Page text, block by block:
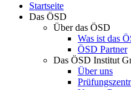
Startseite
Das ÖSD
Über das ÖSD
Was ist das
ÖSD Partner
Das ÖSD Institut
Über uns